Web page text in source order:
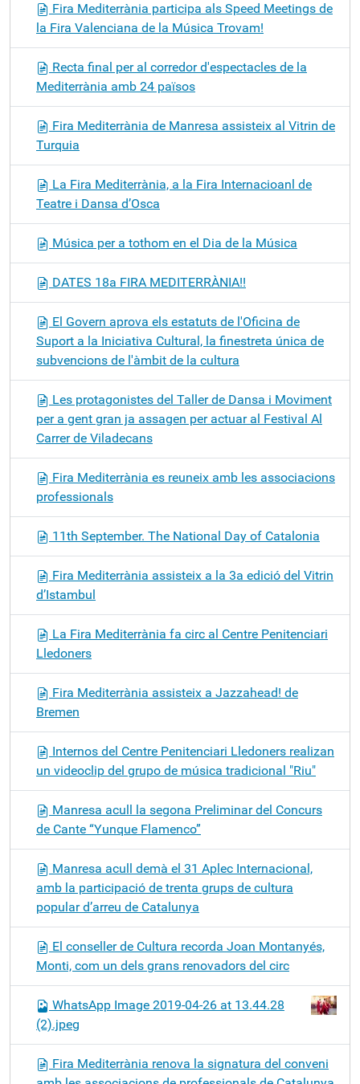
Fira Mediterrània participa als Speed Meetings de
la Fira Valenciana de la Música Trovam!
Recta final per al corredor d'espectacles de la
Mediterrània amb 24 països
Fira Mediterrània de Manresa assisteix al Vitrin de
Turquia
La Fira Mediterrània, a la Fira Internacioanl de
Teatre i Dansa d’Osca
Música per a tothom en el Dia de la Música
DATES 18a FIRA MEDITERRÀNIA!!
El Govern aprova els estatuts de l'Oficina de
Suport a la Iniciativa Cultural, la finestreta única de
subvencions de l'àmbit de la cultura
Les protagonistes del Taller de Dansa i Moviment
per a gent gran ja assagen per actuar al Festival Al
Carrer de Viladecans
Fira Mediterrània es reuneix amb les associacions
professionals
11th September. The National Day of Catalonia
Fira Mediterrània assisteix a la 3a edició del Vitrin
d’Istambul
La Fira Mediterrània fa circ al Centre Penitenciari
Lledoners
Fira Mediterrània assisteix a Jazzahead! de
Bremen
Internos del Centre Penitenciari Lledoners realizan
un videoclip del grupo de música tradicional "Riu"
Manresa acull la segona Preliminar del Concurs
de Cante “Yunque Flamenco”
Manresa acull demà el 31 Aplec Internacional,
amb la participació de trenta grups de cultura
popular d’arreu de Catalunya
El conseller de Cultura recorda Joan Montanyés,
Monti, com un dels grans renovadors del circ
WhatsApp Image 2019-04-26 at 13.44.28
(2).jpeg
Fira Mediterrània renova la signatura del conveni